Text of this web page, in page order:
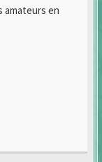
amateurs en